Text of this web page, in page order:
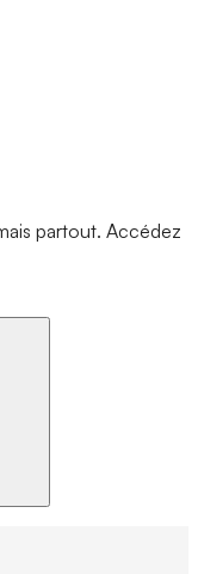
partout. Accédez